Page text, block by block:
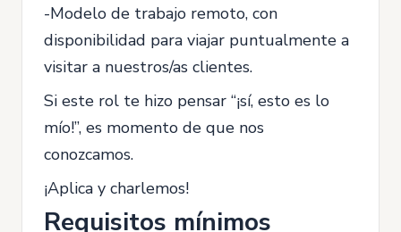
-Modelo de trabajo remoto, con
disponibilidad para viajar puntualmente a
visitar a nuestros/as clientes.
Si este rol te hizo pensar “¡sí, esto es lo
mío!”, es momento de que nos
conozcamos.
¡Aplica y charlemos!
Requisitos mínimos